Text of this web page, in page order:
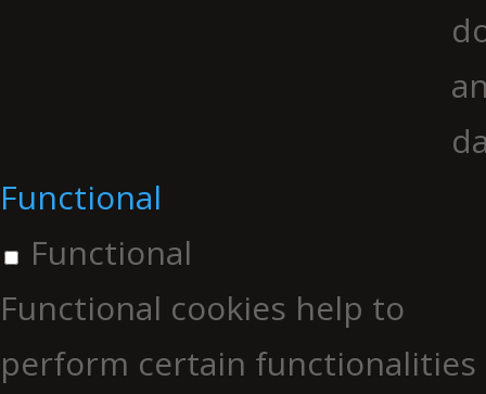
Functional
Functional
Functional cookies help to
perform certain functionalities